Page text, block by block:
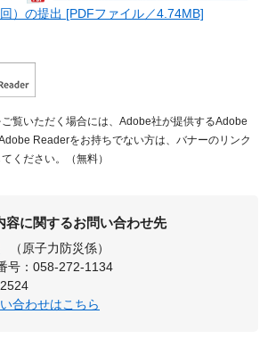
）の提出 [PDFファイル／4.74MB]
覧いただく場合には、Adobe社が提供するAdobe
Readerをお持ちでない方は、バナーのリンク
ください。（無料）
容に関するお問い合わせ先
（原子力防災係）
号：058-272-1134
合わせはこちら